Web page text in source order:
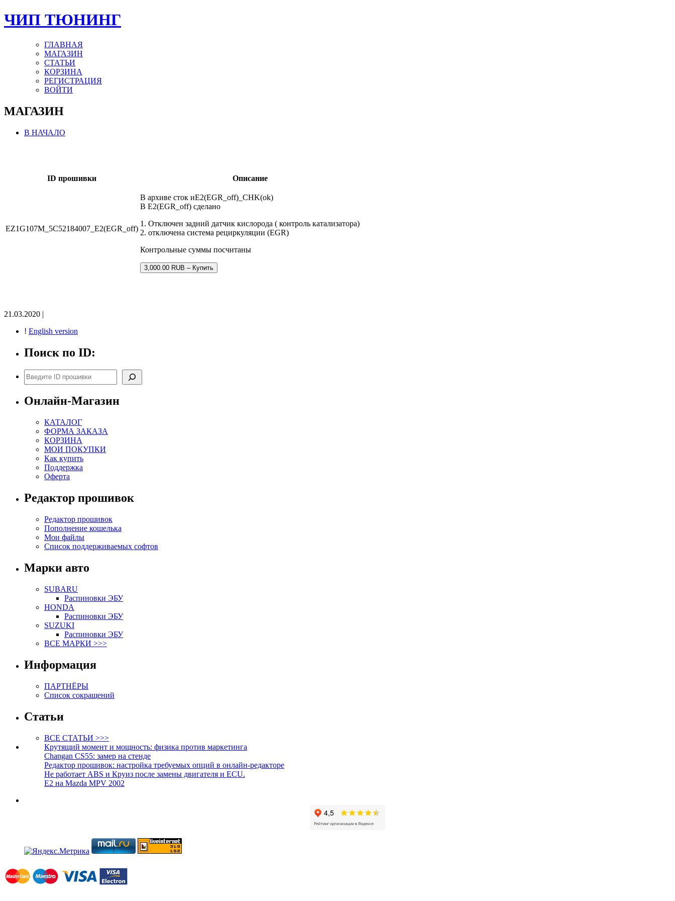
ЧИП ТЮНИНГ
ГЛАВНАЯ
МАГАЗИН
СТАТЬИ
КОРЗИНА
РЕГИСТРАЦИЯ
ВОЙТИ
МАГАЗИН
В НАЧАЛО
ID прошивки Описание
EZ1G107M_5C52184007_E2(EGR_off)
В архиве сток иE2(EGR_off)_CHK(ok)
В E2(EGR_off) сделано
1. Отключен задний датчик кислорода ( контроль катализатора)
2. отключена система рециркуляции (EGR)
Контрольные суммы посчитаны
3,000.00 RUB – Купить
21.03.2020 |
! English version
Поиск по ID:
Поиск
Онлайн-Магазин
КАТАЛОГ
ФОРМА ЗАКАЗА
КОРЗИНА
МОИ ПОКУПКИ
Как купить
Поддержка
Оферта
Редактор прошивок
Редактор прошивок
Пополнение кошелька
Мои файлы
Список поддерживаемых софтов
Марки авто
SUBARU
Распиновки ЭБУ
HONDA
Распиновки ЭБУ
SUZUKI
Распиновки ЭБУ
ВСЕ МАРКИ >>>
Информация
ПАРТНЁРЫ
Список сокращений
Статьи
ВСЕ СТАТЬИ >>>
Крутящий момент и мощность: физика против маркетинга
Changan CS55: замер на стенде
Редактор прошивок: настройка требуемых опций в онлайн-редакторе
Не работает ABS и Круиз после замены двигателя и ECU.
E2 на Mazda MPV 2002